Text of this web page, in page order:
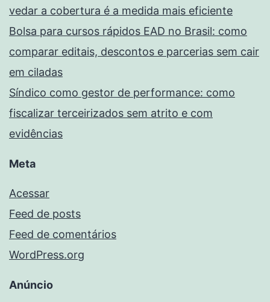
vedar a cobertura é a medida mais eficiente
Bolsa para cursos rápidos EAD no Brasil: como
comparar editais, descontos e parcerias sem cair
em ciladas
Síndico como gestor de performance: como
fiscalizar terceirizados sem atrito e com
evidências
Meta
Acessar
Feed de posts
Feed de comentários
WordPress.org
Anúncio